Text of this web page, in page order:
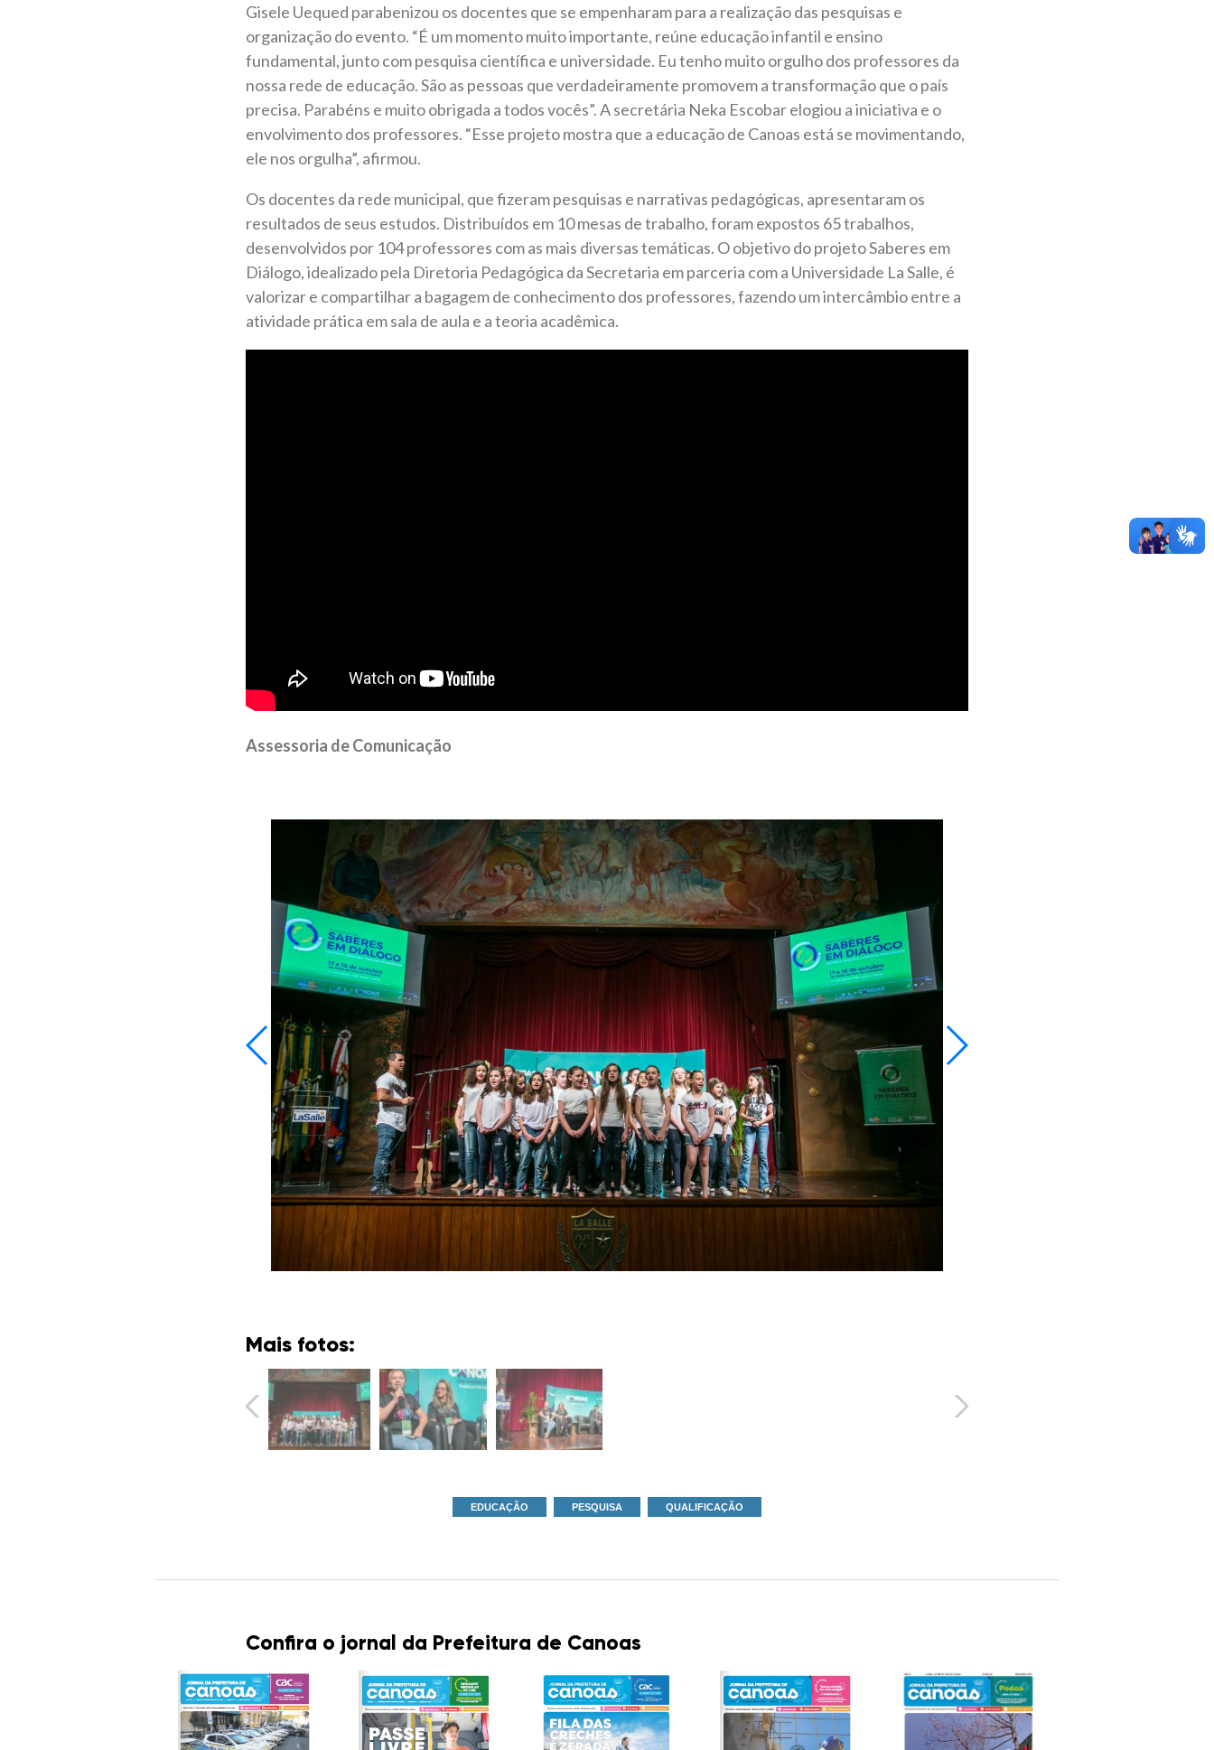
Gisele Uequed parabenizou os docentes que se empenharam para a realização das pesquisas e
organização do evento. “É um momento muito importante, reúne educação infantil e ensino
fundamental, junto com pesquisa científica e universidade. Eu tenho muito orgulho dos professores da
nossa rede de educação. São as pessoas que verdadeiramente promovem a transformação que o país
precisa. Parabéns e muito obrigada a todos vocês”. A secretária Neka Escobar elogiou a iniciativa e o
envolvimento dos professores. “Esse projeto mostra que a educação de Canoas está se movimentando,
ele nos orgulha”, afirmou.
Os docentes da rede municipal, que fizeram pesquisas e narrativas pedagógicas, apresentaram os
resultados de seus estudos. Distribuídos em 10 mesas de trabalho, foram expostos 65 trabalhos,
desenvolvidos por 104 professores com as mais diversas temáticas. O objetivo do projeto Saberes em
Diálogo, idealizado pela Diretoria Pedagógica da Secretaria em parceria com a Universidade La Salle, é
valorizar e compartilhar a bagagem de conhecimento dos professores, fazendo um intercâmbio entre a
atividade prática em sala de aula e a teoria acadêmica.
Assessoria de Comunicação
Mais fotos:
EDUCAÇÃO PESQUISA QUALIFICAÇÃO
Confira o jornal da Prefeitura de Canoas